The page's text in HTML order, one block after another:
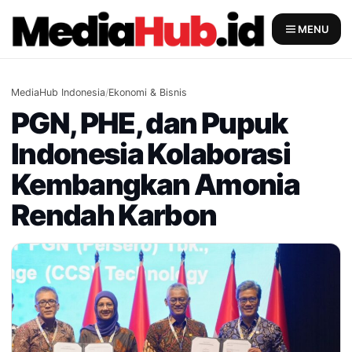
content
MENU
MediaHub Indonesia/Ekonomi & Bisnis
PGN, PHE, dan Pupuk
Indonesia Kolaborasi
Kembangkan Amonia
Rendah Karbon